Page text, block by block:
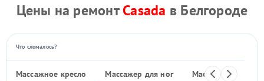
Цены на ремонтCasada в Белгороде
Что сломалось?
Массажное кресло Массажер для ног Массажные